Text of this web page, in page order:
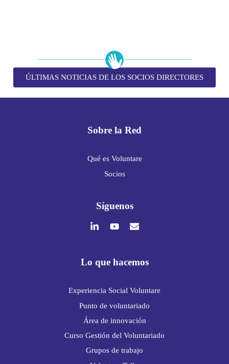
ÚLTIMAS NOTICIAS DE LOS SOCIOS DIRECTORES
Sobre la Red
Qué es Voluntare
Socios
Síguenos
Lo que hacemos
Experiencia Social Voluntare
Punto de voluntariado
Área de innovación
Curso Gestión del Voluntariado
Grupos de trabajo